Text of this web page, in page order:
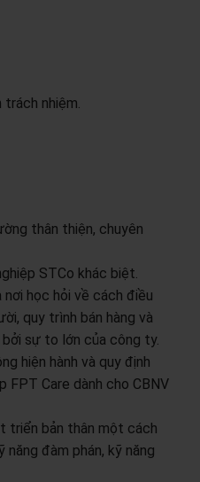
nhiệm.
thân thiện, chuyên
STCo khác biệt.
nơi học hỏi về cách điều
quy trình bán hàng và
sự to lớn của công ty.
hiện hành và quy định
FPT Care dành cho CBNV
triển bản thân một cách
năng đàm phán, kỹ năng